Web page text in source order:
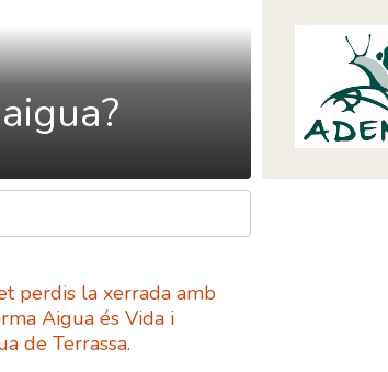
perdis la xerrada amb
Aigua és Vida i
de Terrassa.